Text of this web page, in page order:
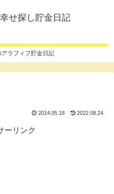
せ探し貯金日記
アラフィフ貯金日記
2014.05.18 2022.08.24
ーリンク